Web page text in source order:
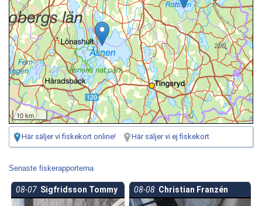
10 km
Här säljer vi fiskekort online! Här säljer vi ej fiskekort
Senaste fiskerapporterna
08-07 Sigfridsson Tommy 08-08 Christian Franzén